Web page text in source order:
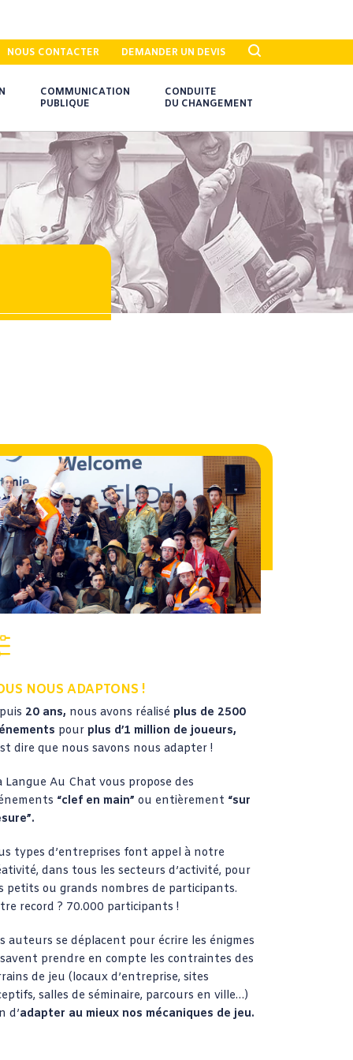
NOUS CONTACTER DEMANDER UN DEVIS
COMMUNICATION
PUBLIQUE
CONDUITE
DU CHANGEMENT
NOUS ADAPTONS !
20 ans, nous avons réalisé plus de 2500
pour plus d’1 million de joueurs,
dire que nous savons nous adapter !
Langue Au Chat vous propose des
“clef en main” ou entièrement “sur
types d’entreprises font appel à notre
dans tous les secteurs d’activité, pour
petits ou grands nombres de participants.
record ? 70.000 participants !
auteurs se déplacent pour écrire les énigmes
prendre en compte les contraintes des
de jeu (locaux d’entreprise, sites
salles de séminaire, parcours en ville…)
d’adapter au mieux nos mécaniques de jeu.